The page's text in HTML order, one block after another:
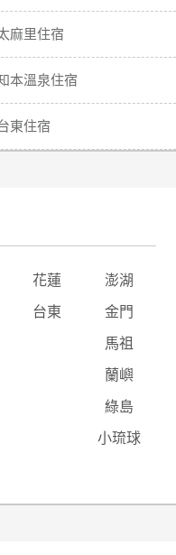
麻里住宿
本溫泉住宿
東住宿
花蓮 澎湖
台東 金門
馬祖
蘭嶼
綠島
小琉球